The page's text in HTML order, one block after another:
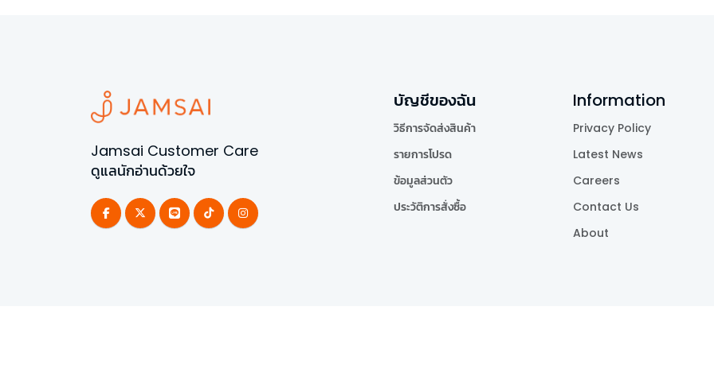
Jamsai Customer Care
ดูแลนักอ่านด้วยใจ
บัญชีของฉัน
วิธีการจัดส่งสินค้า
รายการโปรด
ข้อมูลส่วนตัว
ประวัติการสั่งซื้อ
Information
Privacy Policy
Latest News
Careers
Contact Us
About